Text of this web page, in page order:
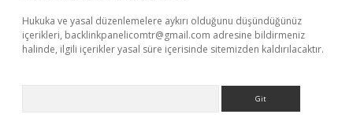
Hukuka ve yasal düzenlemelere aykırı olduğunu düşündüğünüz
içerikleri, backlinkpanelicomtr@gmail.com adresine bildirmeniz
halinde, ilgili içerikler yasal süre içerisinde sitemizden kaldırılacaktır.